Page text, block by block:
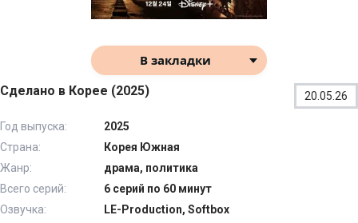
В закладки
Сделано в Корее (2025) 20.05.26
Год выпуска:
2025
Страна:
Корея Южная
Жанр:
драма, политика
Всего серий:
6 серий по 60 минут
Озвучка:
LE-Production, Softbox